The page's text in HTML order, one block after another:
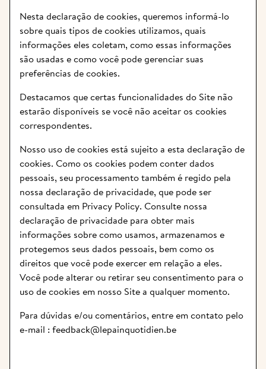
Nesta declaração de cookies, queremos informá-lo
sobre quais tipos de cookies utilizamos, quais
informações eles coletam, como essas informações
são usadas e como você pode gerenciar suas
preferências de cookies.
Destacamos que certas funcionalidades do Site não
estarão disponíveis se você não aceitar os cookies
correspondentes.
Nosso uso de cookies está sujeito a esta declaração de
cookies. Como os cookies podem conter dados
pessoais, seu processamento também é regido pela
nossa declaração de privacidade, que pode ser
consultada em Privacy Policy. Consulte nossa
declaração de privacidade para obter mais
informações sobre como usamos, armazenamos e
protegemos seus dados pessoais, bem como os
direitos que você pode exercer em relação a eles.
Você pode alterar ou retirar seu consentimento para o
uso de cookies em nosso Site a qualquer momento.
Para dúvidas e/ou comentários, entre em contato pelo
e-mail : feedback@lepainquotidien.be